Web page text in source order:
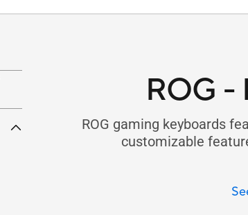
ROG -
ROG gaming keyboards
customizable